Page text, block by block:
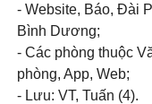
- Website, Báo, Đài
Bình Dương;
- Các phòng thuộc
phòng, App, Web;
- Lưu: VT, Tuấn (4).